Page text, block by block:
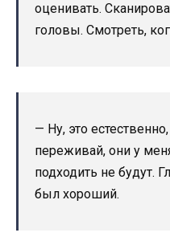
оценивать.
головы. Смотреть,
— Ну, это
переживай, они у
подходить не будут.
был хороший.